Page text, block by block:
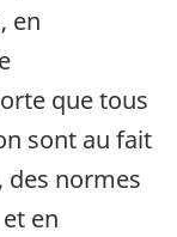
en
que tous
sont au fait
des normes
en